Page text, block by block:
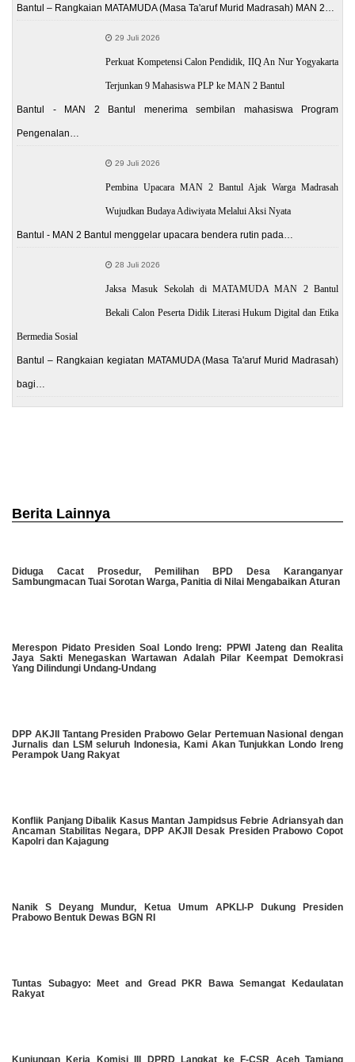
Bantul – Rangkaian MATAMUDA (Masa Ta'aruf Murid Madrasah) MAN 2…
29 Juli 2026
Perkuat Kompetensi Calon Pendidik, IIQ An Nur Yogyakarta
Terjunkan 9 Mahasiswa PLP ke MAN 2 Bantul
Bantul - MAN 2 Bantul menerima sembilan mahasiswa Program
Pengenalan…
29 Juli 2026
Pembina Upacara MAN 2 Bantul Ajak Warga Madrasah
Wujudkan Budaya Adiwiyata Melalui Aksi Nyata
Bantul - MAN 2 Bantul menggelar upacara bendera rutin pada…
28 Juli 2026
Jaksa Masuk Sekolah di MATAMUDA MAN 2 Bantul
Bekali Calon Peserta Didik Literasi Hukum Digital dan Etika
Bermedia Sosial
Bantul – Rangkaian kegiatan MATAMUDA (Masa Ta'aruf Murid Madrasah)
bagi…
Berita Lainnya
Diduga Cacat Prosedur, Pemilihan BPD Desa Karanganyar
Sambungmacan Tuai Sorotan Warga, Panitia di Nilai Mengabaikan Aturan
Merespon Pidato Presiden Soal Londo Ireng: PPWI Jateng dan Realita
Jaya Sakti Menegaskan Wartawan Adalah Pilar Keempat Demokrasi
Yang Dilindungi Undang-Undang
DPP AKJII Tantang Presiden Prabowo Gelar Pertemuan Nasional dengan
Jurnalis dan LSM seluruh Indonesia, Kami Akan Tunjukkan Londo Ireng
Perampok Uang Rakyat
Konflik Panjang Dibalik Kasus Mantan Jampidsus Febrie Adriansyah dan
Ancaman Stabilitas Negara, DPP AKJII Desak Presiden Prabowo Copot
Kapolri dan Kajagung
Nanik S Deyang Mundur, Ketua Umum APKLI-P Dukung Presiden
Prabowo Bentuk Dewas BGN RI
Tuntas Subagyo: Meet and Gread PKR Bawa Semangat Kedaulatan
Rakyat